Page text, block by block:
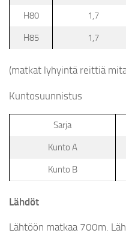
H80 1,7
H85 1,7
(matkat lyhyintä reittiä
Kuntosuunnistus
Sarja
Kunto A
Kunto B
Lähdöt
Lähtöön matkaa 700m.